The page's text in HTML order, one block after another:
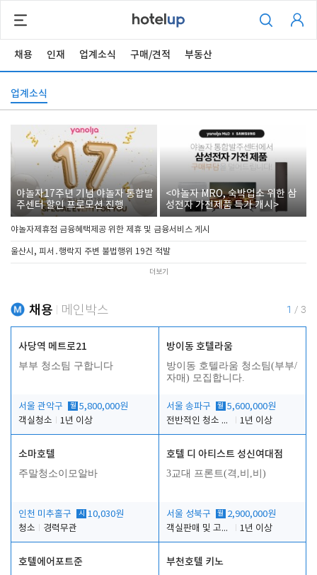
채용 인재 업계소식 구매/견적 부동산
업계소식
야놀자17주년 기념 야놀자 통합발
주센터 할인 프로모션 진행
<야놀자 MRO, 숙박업소 위한 삼
성전자 가전제품 특가 개시>
야놀자제휴점 금융혜택제공 위한 제휴 및 금융서비스 게시
울산시, 피서․행락지 주변 불법행위 19건 적발
더보기
채용 메인박스 1 / 3
사당역 메트로21
부부 청소팀 구합니다
서울 관악구 월 5,800,000원
객실청소
1년 이상
방이동 호텔라움
방이동 호텔라움 청소팀(부부/
자매) 모집합니다.
서울 송파구 월 5,600,000원
전반적인 청소 업무(객실청소.객실정리)
1년 이상
소마호텔
주말청소이모알바
인천 미추홀구 시 10,030원
청소
경력무관
호텔 디 아티스트 성신여대점
3교대 프론트(격,비,비)
서울 성북구 월 2,900,000원
객실판매 및 고객응대
1년 이상
호텔에어포트준 부천호텔 키노